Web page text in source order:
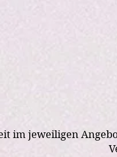
im jeweiligen